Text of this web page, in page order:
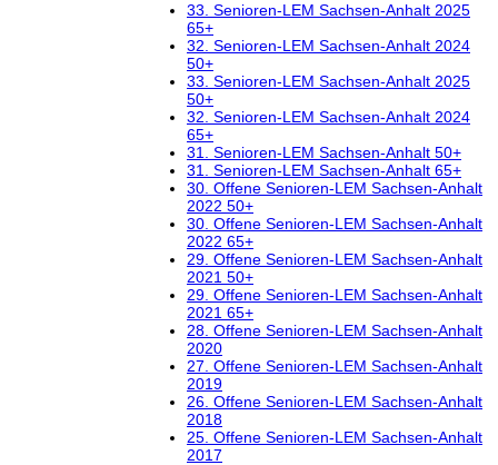
33. Senioren-LEM Sachsen-Anhalt 2025
65+
32. Senioren-LEM Sachsen-Anhalt 2024
50+
33. Senioren-LEM Sachsen-Anhalt 2025
50+
32. Senioren-LEM Sachsen-Anhalt 2024
65+
31. Senioren-LEM Sachsen-Anhalt 50+
31. Senioren-LEM Sachsen-Anhalt 65+
30. Offene Senioren-LEM Sachsen-Anhalt
2022 50+
30. Offene Senioren-LEM Sachsen-Anhalt
2022 65+
29. Offene Senioren-LEM Sachsen-Anhalt
2021 50+
29. Offene Senioren-LEM Sachsen-Anhalt
2021 65+
28. Offene Senioren-LEM Sachsen-Anhalt
2020
27. Offene Senioren-LEM Sachsen-Anhalt
2019
26. Offene Senioren-LEM Sachsen-Anhalt
2018
25. Offene Senioren-LEM Sachsen-Anhalt
2017